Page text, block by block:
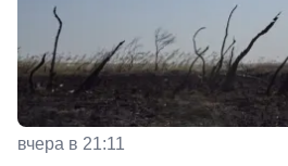
вчера в 21:11